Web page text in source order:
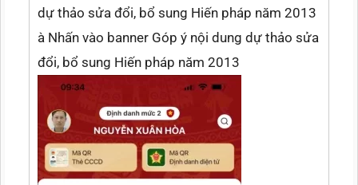
dự thảo sửa đổi, bổ sung Hiến pháp năm 2013
à Nhấn vào banner Góp ý nội dung dự thảo sửa
đổi, bổ sung Hiến pháp năm 2013